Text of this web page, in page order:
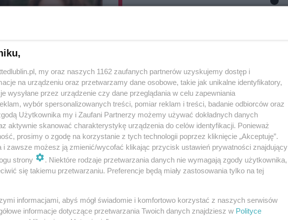
Dla mieszkańca
się
wziąć
Witamy w
my oraz naszych 1162 zaufanych partnerów uzyskujemy dostęp i
na urządzeniu oraz przetwarzamy dane osobowe, takie jak unikalne identyfikatory,
wysyłane przez urządzenie czy dane przeglądania w celu zapewniania
wybór spersonalizowanych treści, pomiar reklam i treści, badanie odbiorców oraz
Użytkownika my i Zaufani Partnerzy możemy używać dokładnych danych
aktywnie skanować charakterystykę urządzenia do celów identyfikacji. Ponieważ
prosimy o zgodę na korzystanie z tych technologii poprzez kliknięcie „Akceptuję”.
i zawsze możesz ją zmienić/wycofać klikając przycisk ustawień prywatności znajdujący
strony
. Niektóre rodzaje przetwarzania danych nie wymagają zgody użytkownika,
się takiemu przetwarzaniu. Preferencje będą miały zastosowania tylko na tej
informacjami, abyś mógł świadomie i komfortowo korzystać z naszych serwisów
informacje dotyczące przetwarzania Twoich danych znajdziesz w Polityce